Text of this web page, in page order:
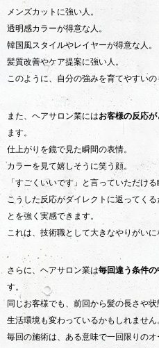
メンズカットに強い人。
透明感カラーが得意な人。
韓国風スタイルやレイヤーが得意な人。
髪質改善やケア提案に強い人。
このように、自分の強みを育てやすい
また、ヘアサロン業にはお客様の反応
ます。
仕上がりを鏡で見た瞬間の表情。
カラーを見て嬉しそうに笑う顔。
「すごくいいです」と言っていただけ
こうした反応がダイレクトに返ってく
とを強く実感できます。
これは、技術職として大きなやりがい
さらに、ヘアサロン業は毎回違う条件
す。
同じお客様でも、前回から髪の長さや
生活環境も変わっているかもしれません
毎回の施術は、ある意味で一回限りのオ